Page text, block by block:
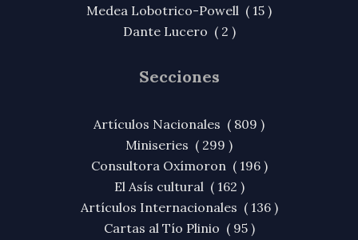
Medea Lobotrico-Powell ( 15 )
Dante Lucero ( 2 )
Secciones
Artículos Nacionales ( 809 )
Miniseries ( 299 )
Consultora Oxímoron ( 196 )
El Asís cultural ( 162 )
Artículos Internacionales ( 136 )
Cartas al Tío Plinio ( 95 )